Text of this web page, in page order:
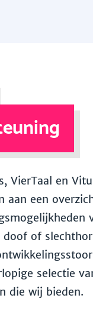
VierTaal en
aan een
doof of
selectie
die wij bieden.